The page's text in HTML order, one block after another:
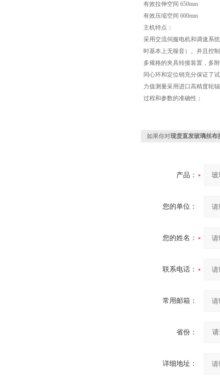
有效拉伸空间 650mm
有效压缩空间 600mm
主机特点：
采用交流伺服电机和调速系
时基本上无噪音）。并且控
多规格的夹具转接装置，多
同心环和定位销充分保证了
力值测量采用进口高精度轮
过程和参数的准确性；
如果你对现货直发玻璃丝布
产品：
您的单位：
您的姓名：
联系电话：
常用邮箱：
省份：
详细地址：